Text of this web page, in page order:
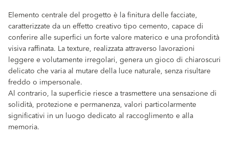
Elemento centrale del progetto è la finitura delle facciate,
caratterizzate da un effetto creativo tipo cemento, capace di
conferire alle superfici un forte valore materico e una profondità
visiva raffinata. La texture, realizzata attraverso lavorazioni
leggere e volutamente irregolari, genera un gioco di chiaroscuri
delicato che varia al mutare della luce naturale, senza risultare
freddo o impersonale.
Al contrario, la superficie riesce a trasmettere una sensazione di
solidità, protezione e permanenza, valori particolarmente
significativi in un luogo dedicato al raccoglimento e alla
memoria.